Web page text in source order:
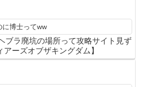
に博士ってww
ブラ廃坑の場所って攻略サイト見ず
ーズオブザキングダム】